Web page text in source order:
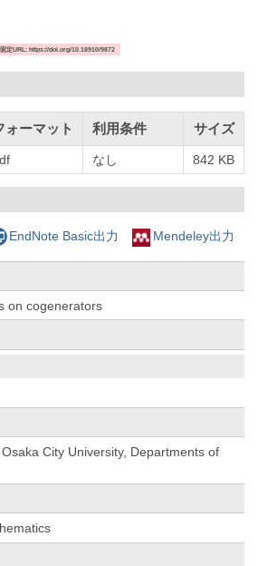
固定URL: https://doi.org/10.18910/9872
ォーマット 利用条件 サイズ
なし 842 KB
EndNote Basic出力 Mendeley出力
on cogenerators
City University, Departments of